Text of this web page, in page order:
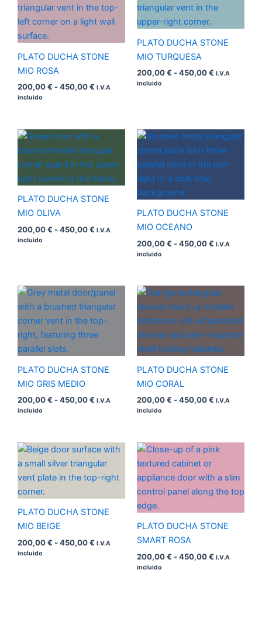
PLATO DUCHA STONE
MIO ROSA
200,00€ -450,00€
desde
200,00 €
hasta
I.V.A
incluido
PLATO DUCHA STONE
MIO TURQUESA
200,00€ -450,00€
desde
I.V.A
incluido
PLATO DUCHA STONE
MIO OLIVA
200,00€ -450,00€
Rango
precios:
desde
200,00 €
hasta
I.V.A
incluido
PLATO DUCHA STONE
MIO OCEANO
200,00€ -450,00€
Rango
precios:
desde
I.V.A
incluido
PLATO DUCHA STONE
MIO GRIS MEDIO
200,00€ -450,00€
Rango
de
precios:
desde
hasta
I.V.A
incluido
PLATO DUCHA STONE
MIO CORAL
200,00€ -450,00€
Rango
precios:
desde
200,00 €
hasta
450,00 €
I.V.A
incluido
PLATO DUCHA STONE
MIO BEIGE
200,00€ -450,00€
Rango
precios:
desde
I.V.A
incluido
PLATO DUCHA STONE
SMART ROSA
200,00€ -450,00€
Rango
desde
200,00 €
hasta
I.V.A
incluido